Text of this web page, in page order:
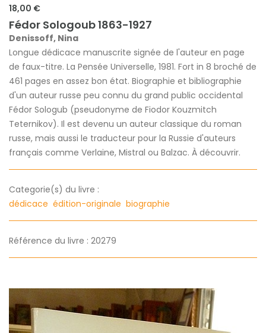
18,00 €
Fédor Sologoub 1863-1927
Denissoff, Nina
Longue dédicace manuscrite signée de l'auteur en page
de faux-titre. La Pensée Universelle, 1981. Fort in 8 broché de
461 pages en assez bon état. Biographie et bibliographie
d'un auteur russe peu connu du grand public occidental
Fédor Sologub (pseudonyme de Fiodor Kouzmitch
Teternikov). Il est devenu un auteur classique du roman
russe, mais aussi le traducteur pour la Russie d'auteurs
français comme Verlaine, Mistral ou Balzac. À découvrir.
Categorie(s) du livre :
dédicace édition-originale biographie
Référence du livre : 20279